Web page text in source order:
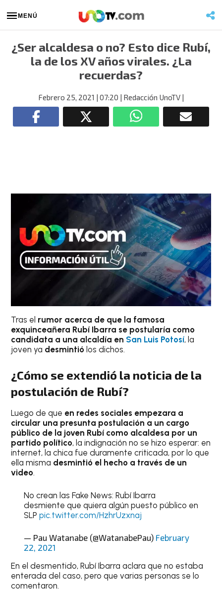
MENÚ
¿Ser alcaldesa o no? Esto dice Rubí,
la de los XV años virales. ¿La
recuerdas?
Febrero 25, 2021 | 07:20 | Redacción UnoTV |
Tras el rumor acerca de que la famosa
exquinceañera Rubí Ibarra se postularía como
candidata a una alcaldía en San Luis Potosí, la
joven ya desmintió los dichos.
¿Cómo se extendió la noticia de la
postulación de Rubí?
Luego de que en redes sociales empezara a
circular una presunta postulación a un cargo
público de la joven Rubí como alcaldesa por un
partido político, la indignación no se hizo esperar: en
internet, la chica fue duramente criticada, por lo que
ella misma desmintió el hecho a través de un
video.
No crean las Fake News: Rubí Ibarra
desmiente que quiera algún puesto público en
SLP pic.twitter.com/HzhrUzxnaj
— Pau Watanabe (@WatanabePau) February
22, 2021
En el desmentido, Rubí Ibarra aclara que no estaba
enterada del caso, pero que varias personas se lo
comentaron.